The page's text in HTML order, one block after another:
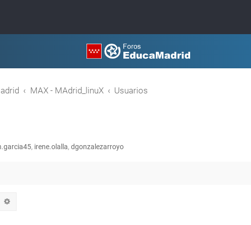
MAX - MAdrid_linuX Usuarios
, irene.olalla, dgonzalezarroyo